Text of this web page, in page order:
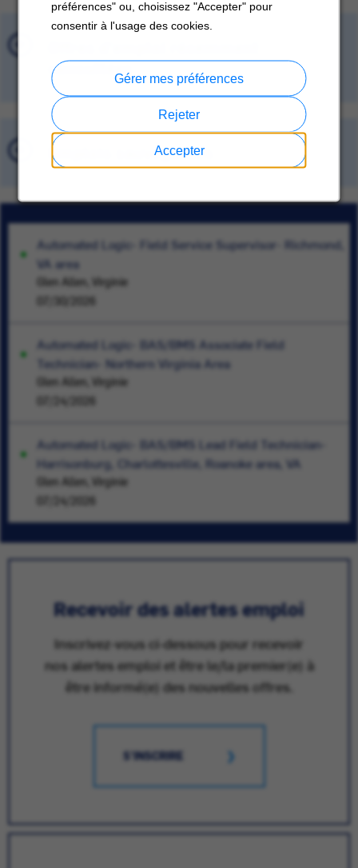
préférences" ou, choisissez "Accepter" pour
consentir à l'usage des cookies.
Accepter
Rejeter
Gérer mes préférences
consultées
Emplois sauvegardés
Automated Logic- Field Service Supervisor- Richmond,
VA area
Glen Allen, Virginie
Automated Logic- BAS/BMS Associate Field
Technician- Northern Virginia Area
Glen Allen, Virginie
07/24/2026
Automated Logic- BAS/BMS Lead Field Technician-
Harrisonburg, Charlottesville, Roanoke area, VA
Glen Allen, Virginie
07/24/2026
Recevoir des alertes emploi
Inscrivez-vous ci-dessous pour recevoir
nos alertes emploi et être le/la premier(e) à
être informé(e) des nouvelles offres.
S'INSCRIRE